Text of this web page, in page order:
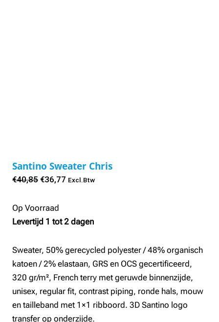
Santino Sweater Chris
€40,85 Oorspronkelijke
was:
€40,85.
€36,77 Huidige
€36,77.
Excl.Btw
Op Voorraad
Levertijd 1 tot 2 dagen
Sweater, 50% gerecycled polyester / 48% organisch
katoen / 2% elastaan, GRS en OCS gecertificeerd,
320 gr/m², French terry met geruwde binnenzijde,
unisex, regular fit, contrast piping, ronde hals, mouw
en tailleband met 1×1 ribboord. 3D Santino logo
transfer op onderzijde.